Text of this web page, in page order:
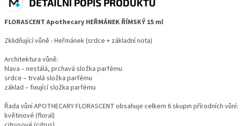
DETAILNÍ POPIS PRODUKTU
FLORASCENT Apothecary HEŘMÁNEK ŘÍMSKÝ 15 ml
Zklidňující vůně - Heřmánek (srdce + základní nota)
Architektura vůně:
hlava – nestálá, prchavá složka parfému
srdce – trvalá složka parfému
základ – fixující složka parfému
Řada vůní APOTHECARY FLORASCENT obsahuje celkem 6 skupin přírodních vůní:
květinové (floral)